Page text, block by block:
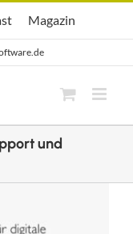
Opti.Mag
Magazin
und